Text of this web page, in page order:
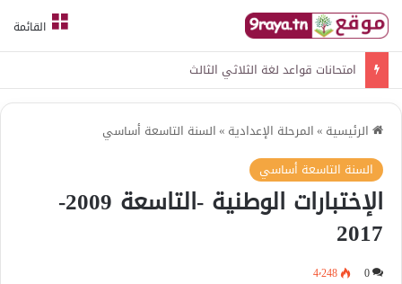
القائمة
امتحانات قواعد لغة الثلاثي الثالث
الرئيسية »المرحلة الإعدادية »السنة التاسعة أساسي
السنة التاسعة أساسي
الإختبارات الوطنية -التاسعة 2009-
2017
0 4٬248